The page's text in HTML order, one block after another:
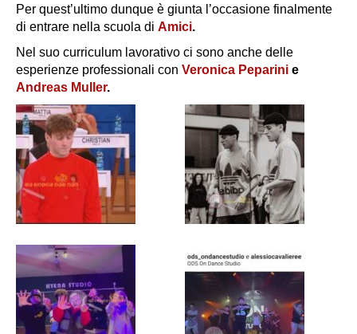
Per quest’ultimo dunque è giunta l’occasione finalmente
di entrare nella scuola di Amici.
Nel suo curriculum lavorativo ci sono anche delle
esperienze professionali con Veronica Peparini e
Andreas Muller.